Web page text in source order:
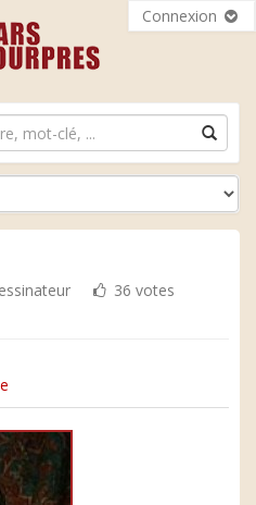
Connexion
36 votes